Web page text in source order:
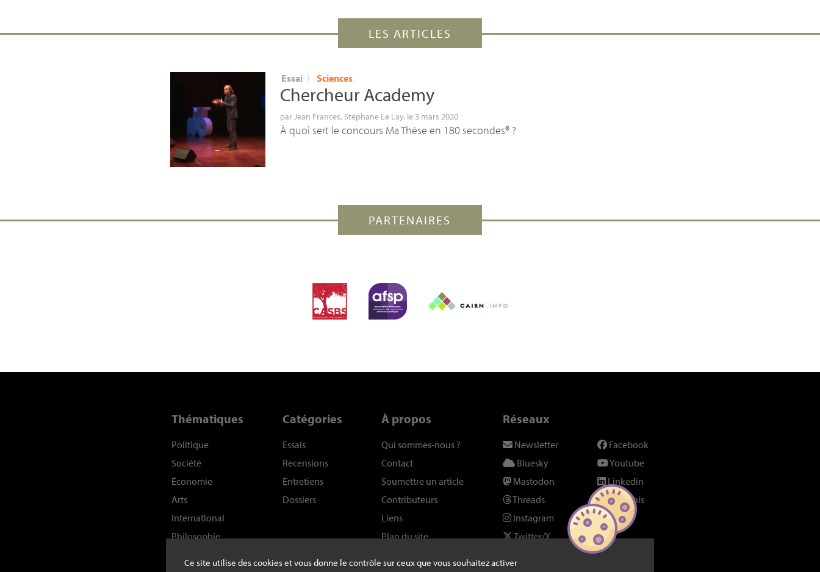
Ce site utilise des cookies et vous donne le contrôle sur ceux que vous souhaitez activer
LES ARTICLES
Essai 〉 Sciences
Chercheur Academy
parJean Frances, Stéphane Le Lay, le 3 mars 2020
À quoi sert le concours Ma Thèse en 180 secondes® ?
PARTENAIRES
Thématiques
Politique
Société
Économie
Arts
International
Philosophie
Catégories
Essais
Recensions
Entretiens
Dossiers
À propos
Qui sommes-nous ?
Contact
Soumettre un article
Contributeurs
Liens
Plan du site
Réseaux
Newsletter
Bluesky
Mastodon
Threads
Instagram
Twitter/X
Facebook
Youtube
Linkedin
SeenThis
Fil RSS